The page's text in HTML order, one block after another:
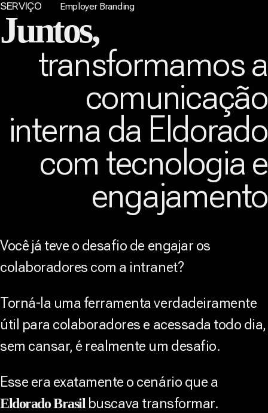
SERVIÇO
Employer Branding
Juntos,
transformamos a
comunicação
interna da Eldorado
com tecnologia e
engajamento
Você já teve o desafio de engajar os
colaboradores com a intranet?
Torná-la uma ferramenta verdadeiramente
útil para colaboradores e acessada todo dia,
sem cansar, é realmente um desafio.
Esse era exatamente o cenário que a
Eldorado Brasilbuscava transformar.